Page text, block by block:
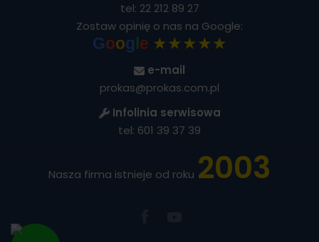
tel: 22 212 89 27
Zostaw opinię o nas na Google:
Goog e ★★★★★
e-mail
prokas@prokas.com.pl
Infolinia serwisowa
tel: 601 39 37 39
Nasza firma istnieje od roku 2003